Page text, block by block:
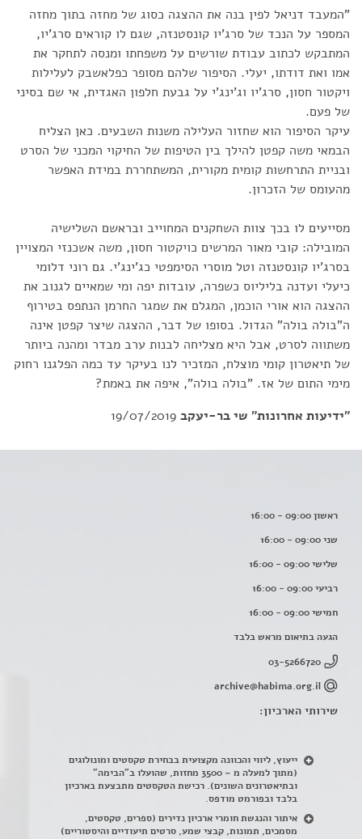
"המעבד דניאל לפין בנה את ההצגה כסוג של מחזה בתוך מחזה
המספר על הנכד של סרג'יו קונסטנזה, שגם לו קוראים סרג'יו,
המתבקש לכתוב עבודת שורשים על משפחתו ומנסה לתחקר את
אמו ואת דודתו, יעלי. הסיפור שלהם מסופר כפלאשבק לעלילות
ויקטור חסון, סרג'יו וג'ינג'י על גבעת חלפון האגדית, אי שם בסיני
של פעם.
עיקר הסיפור הוא שחזור העלילה משנות השבעים. כאן הצליח
הבמאי משה קפטן להילך בין הטיפות של החיקוי המכני של הסרט
ובניית התרחשות קומית מקורית, המשתחררת במידת האפשר
מהעומס של הזכרון.
מסייעים לו בכך צוות השחקנים המחוייב ובראשם השלישיה
המובילה: קובי מאור המרשים כויקטור חסון, משה אשכנזי המצויין
בסרג'יו קונסטנזה וטל מוסרי הסימפטי כג'ינג'י. גם רוני דלומי
כיעלי ועדנה בליליוס כשפרה, עובדות יפה ומי שמאיים לגנוב את
ההצגה הוא אורי הוכמן, המגלם את שמגר החרמן הנתפס בטירוף
ה"בולה בולה" הגדול. בסופו של דבר, ההצגה שיצר קפטן אינה
משתווה לסרט, אבל היא מצליחה לבנות ערב מבדר ומהנה ביותר
של תיאטרון קומי מוצלח, המזכיר לנו בעיקר עד כמה הפלגנו רחוק
מימי התום של אז. "בולה בולה", איפה את באמת?
"ידיעות אחרונות" שי בר-יעקב 19/07/2019
ראשון 09:00 - 16:00
שני 09:00 - 16:00
שלישי 09:00 - 16:00
רביעי 09:00 - 16:00
חמישי 09:00 - 16:00
הגעה בתיאום מראש בלבד
03-5266720
archive@habima.org.il
שירותי הארכיון:
ייעוץ, ליווי והכוונה מקצועית בבחירת טקסטים ומונולוגים
(מתוך למעלה מ – 3500 מחזות, שהועלו ב"הבימה"
ובתיאטרונים השונים). רכישת הטקסטים מתבצעת בארכיון
בלבד ובפורמט מודפס.
איתור והנגשת חומרי ארכיון נדירים (ספרים, טקסטים,
מסמכים, תמונות, קבצי שמע, סרטים תיעודיים והיסטוריים)